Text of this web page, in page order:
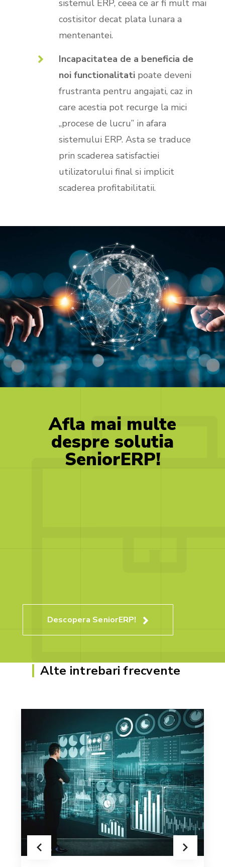
sistemul ERP, ceea ce ar fi mult mai
costisitor decat plata lunara a
mentenantei.
Incapacitatea de a beneficia de
noi functionalitatipoate deveni
frustranta pentru angajati, caz in
care acestia pot recurge la mici
„procese de lucru” in afara
sistemului ERP. Asta se traduce
prin scaderea satisfactiei
utilizatorului final si implicit
scaderea profitabilitatii.
Afla mai multe
despre solutia
SeniorERP!
Descopera SeniorERP!
Alte intrebari frecvente